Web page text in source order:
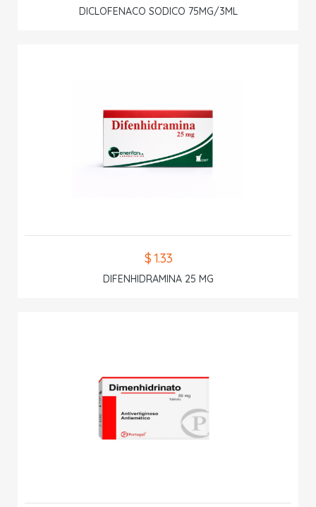
DICLOFENACO SODICO 75MG/3ML
$ 1.33
DIFENHIDRAMINA 25 MG